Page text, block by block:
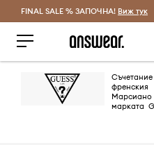
Спестявай с
FINAL SALE % ЗАПОЧНА! Виж тук
френския
марката